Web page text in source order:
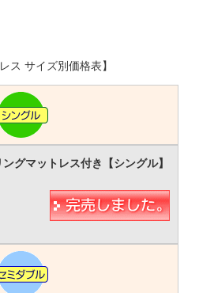
ス サイズ別価格表】